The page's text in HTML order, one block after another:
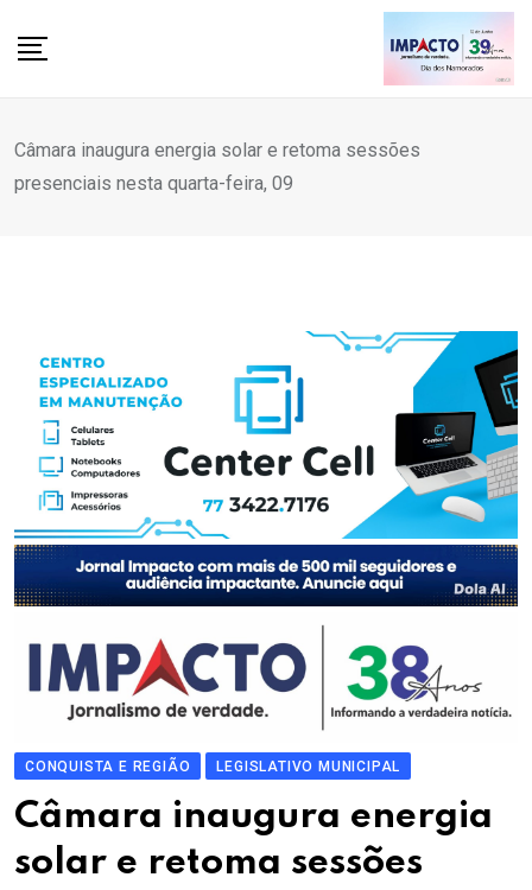
Câmara inaugura energia solar e retoma sessões
presenciais nesta quarta-feira, 09
CONQUISTA E REGIÃO LEGISLATIVO MUNICIPAL
Câmara inaugura energia
solar e retoma sessões